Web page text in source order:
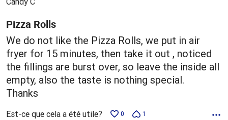
Pizza Rolls
We do not like the Pizza Rolls, we put in air
fryer for 15 minutes, then take it out , noticed
the fillings are burst over, so leave the inside all
empty, also the taste is nothing special.
Thanks
Est-ce que cela a été utile? 0 1